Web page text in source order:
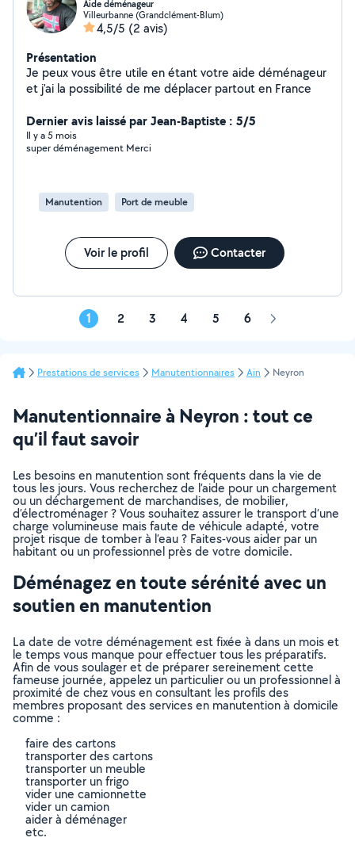
Aide déménageur
Villeurbanne (Grandclément-Blum)
4,5/5 (2 avis)
Présentation
Je peux vous être utile en étant votre aide déménageur
et j'ai la possibilité de me déplacer partout en France
Dernier avis laissé par Jean-Baptiste : 5/5
Il y a 5 mois
super déménagement Merci
Manutention Port de meuble
Voir le profil Contacter
1 2 3 4 5 6 Page
Prestations de services Manutentionnaires Ain Neyron
Manutentionnaire à Neyron : tout ce
qu’il faut savoir
Les besoins en manutention sont fréquents dans la vie de
tous les jours. Vous recherchez de l’aide pour un chargement
ou un déchargement de marchandises, de mobilier,
d’électroménager ? Vous souhaitez assurer le transport d’une
charge volumineuse mais faute de véhicule adapté, votre
projet risque de tomber à l’eau ? Faites-vous aider par un
habitant ou un professionnel près de votre domicile.
Déménagez en toute sérénité avec un
soutien en manutention
La date de votre déménagement est fixée à dans un mois et
le temps vous manque pour effectuer tous les préparatifs.
Afin de vous soulager et de préparer sereinement cette
fameuse journée, appelez un particulier ou un professionnel à
proximité de chez vous en consultant les profils des
membres proposant des services en manutention à domicile
comme :
faire des cartons
transporter des cartons
transporter un meuble
transporter un frigo
vider une camionnette
vider un camion
aider à déménager
etc.